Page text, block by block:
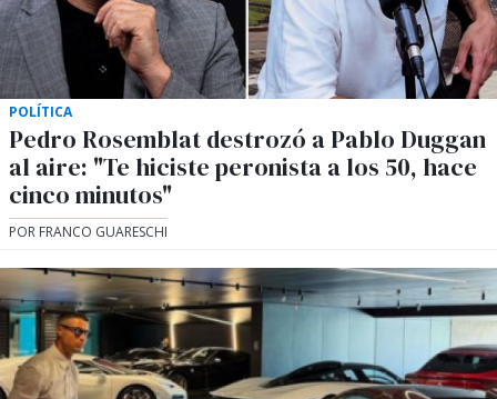
POLÍTICA
Pedro Rosemblat destrozó a Pablo Duggan
al aire: "Te hiciste peronista a los 50, hace
cinco minutos"
POR FRANCO GUARESCHI